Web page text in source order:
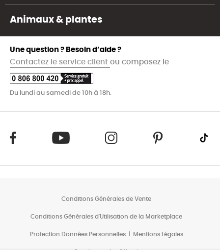
Animaux & plantes
Une question ? Besoin d’aide ?
Contactez le service client ou composez le
Du lundi au samedi de 10h à 18h.
Conditions Générales de Vente
Conditions Générales d'Utilisation de la Marketplace
Protection Données Personnelles Mentions Légales